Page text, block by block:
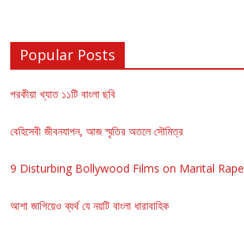
Popular Posts
পরকীয়া খ্যাত ১১টি বাংলা ছবি
বেহিসেবী জীবনযাপন, আজ স্মৃতির অতলে সৌমিত্র
9 Disturbing Bollywood Films on Marital Rape
আশা জাগিয়েও ব্যর্থ যে নয়টি বাংলা ধারাবাহিক